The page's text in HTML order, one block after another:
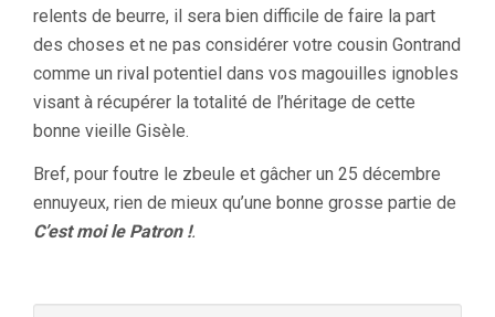
relents de beurre, il sera bien difficile de faire la part
des choses et ne pas considérer votre cousin Gontrand
comme un rival potentiel dans vos magouilles ignobles
visant à récupérer la totalité de l’héritage de cette
bonne vieille Gisèle.
Bref, pour foutre le zbeule et gâcher un 25 décembre
ennuyeux, rien de mieux qu’une bonne grosse partie de
C’est moi le Patron !.